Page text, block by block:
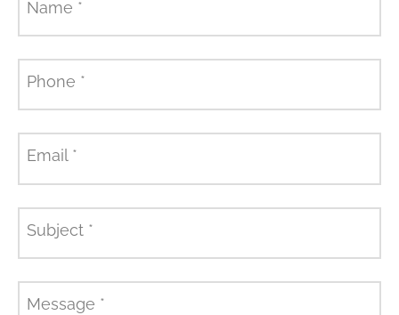
Name *
Phone *
Email *
Subject *
Message *